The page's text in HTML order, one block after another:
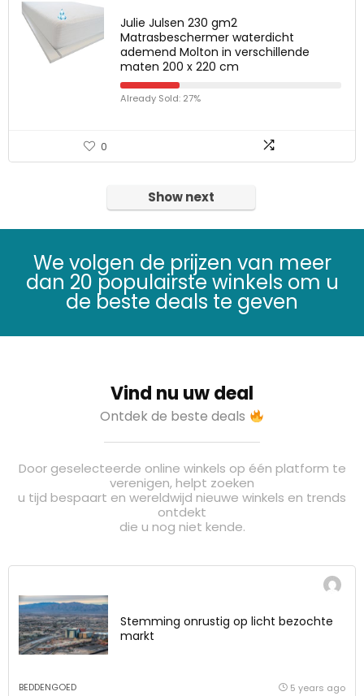
Julie Julsen 230 gm2
Matrasbeschermer waterdicht
ademend Molton in verschillende
maten 200 x 220 cm
Already Sold: 27%
0
Show next
We volgen de prijzen van meer
dan 20 populairste winkels om u
de beste deals te geven
Vind nu uw deal
Ontdek de beste deals
Door geselecteerde online winkels op één platform te
verenigen, helpt zoeken
u tijd bespaart en wereldwijd nieuwe winkels en trends
ontdekt
die u nog niet kende.
Stemming onrustig op licht bezochte
markt
BEDDENGOED 5 years ago